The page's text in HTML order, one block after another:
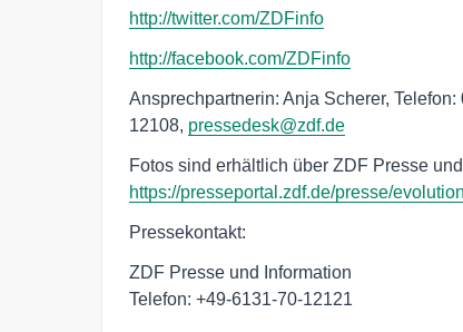
http://twitter.com/ZDFinfo
http://facebook.com/ZDFinfo
Ansprechpartnerin: Anja Scherer,
12108, pressedesk@zdf.de
Fotos sind erhältlich über ZDF Presse
https://presseportal.zdf.de/presse/evolution
Pressekontakt:
ZDF Presse und Information
Telefon: +49-6131-70-12121